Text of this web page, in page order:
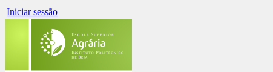
Iniciar sessão